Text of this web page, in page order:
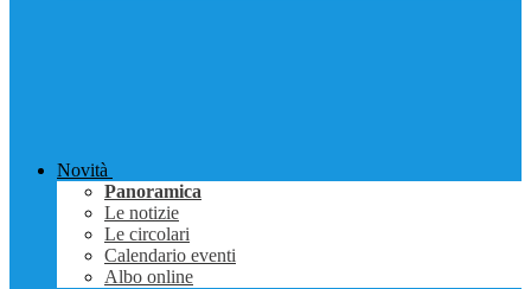
Novità
Panoramica
Le notizie
Le circolari
Calendario eventi
Albo online